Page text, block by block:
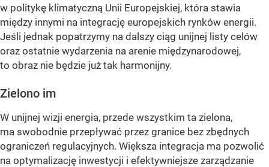
w politykę klimatyczną Unii Europejskiej, która stawia
między innymi na integrację europejskich rynków energii.
Jeśli jednak popatrzymy na dalszy ciąg unijnej listy celów
oraz ostatnie wydarzenia na arenie międzynarodowej,
to obraz nie będzie już tak harmonijny.
Zielono im
W unijnej wizji energia, przede wszystkim ta zielona,
ma swobodnie przepływać przez granice bez zbędnych
ograniczeń regulacyjnych. Większa integracja ma pozwolić
na optymalizację inwestycji i efektywniejsze zarządzanie